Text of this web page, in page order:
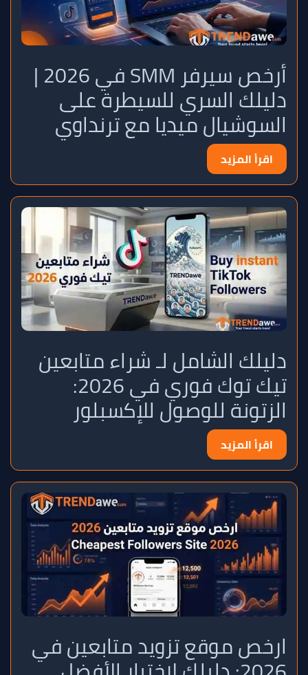
أرخص سيرفر SMM في 2026 |
دليلك السري للسيطرة على
السوشيال ميديا مع ترنداوي
اقرأ المزيد
دليلك الشامل لـ شراء متابعين
تيك توك فوري في 2026:
الزتونة للوصول للإكسبلور
اقرأ المزيد
ارخص موقع تزويد متابعين في